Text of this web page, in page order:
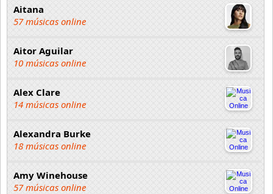
Aitana
57 músicas online
Aitor Aguilar
10 músicas online
Alex Clare
14 músicas online
Alexandra Burke
18 músicas online
Amy Winehouse
57 músicas online